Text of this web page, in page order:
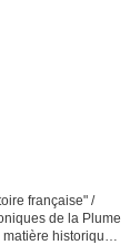
française" /
de la Plume
historique,,